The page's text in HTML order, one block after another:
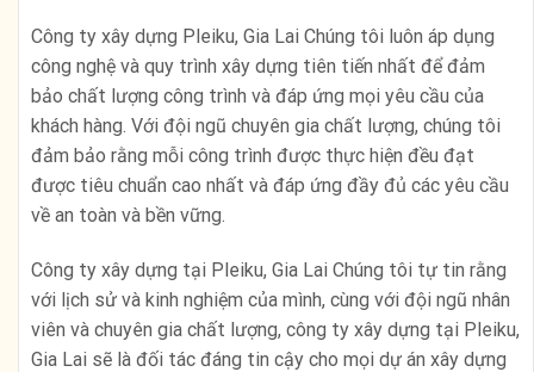
Công ty xây dựng Pleiku, Gia Lai Chúng tôi luôn áp dụng
công nghệ và quy trình xây dựng tiên tiến nhất để đảm
bảo chất lượng công trình và đáp ứng mọi yêu cầu của
khách hàng. Với đội ngũ chuyên gia chất lượng, chúng tôi
đảm bảo rằng mỗi công trình được thực hiện đều đạt
được tiêu chuẩn cao nhất và đáp ứng đầy đủ các yêu cầu
về an toàn và bền vững.
Công ty xây dựng tại Pleiku, Gia Lai Chúng tôi tự tin rằng
với lịch sử và kinh nghiệm của mình, cùng với đội ngũ nhân
viên và chuyên gia chất lượng, công ty xây dựng tại Pleiku,
Gia Lai sẽ là đối tác đáng tin cậy cho mọi dự án xây dựng